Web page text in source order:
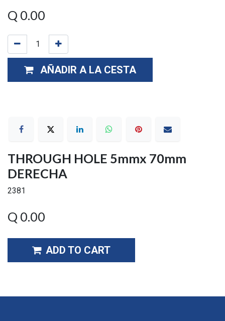
Q 0.00
AÑADIR A LA CESTA
THROUGH HOLE 5mmx 70mm
DERECHA
2381
Q 0.00
ADD TO CART